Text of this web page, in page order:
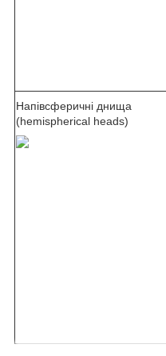
Напівсферичні днища
(hemispherical heads)